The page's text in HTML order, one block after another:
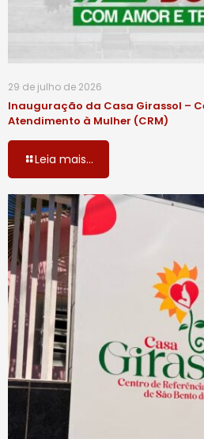
29 de julho de 2026
Inauguração da Casa Girassol –
Atendimento à Mulher (CRM)
Leia mais...